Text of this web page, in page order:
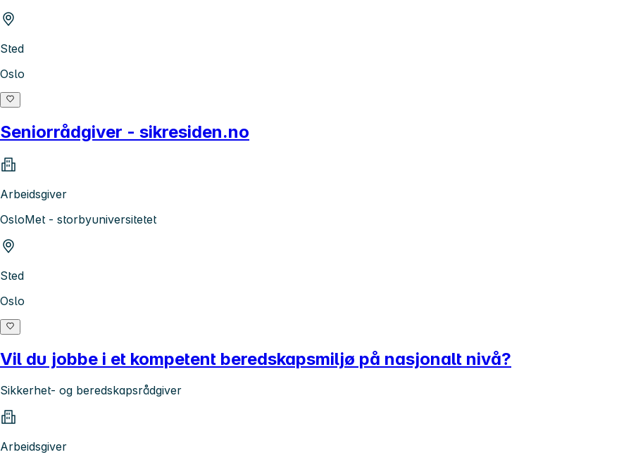
Sted
Oslo
Seniorrådgiver - sikresiden.no
Arbeidsgiver
OsloMet - storbyuniversitetet
Sted
Oslo
Vil du jobbe i et kompetent beredskapsmiljø på nasjonalt nivå?
Sikkerhet- og beredskapsrådgiver
Arbeidsgiver